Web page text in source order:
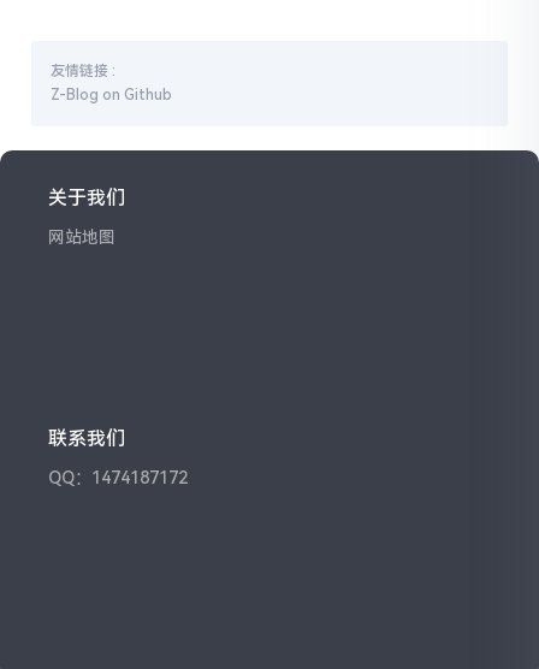
友情链接 :
Z-Blog on Github
关于我们
网站地图
联系我们
QQ：1474187172